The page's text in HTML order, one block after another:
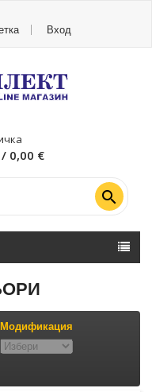
Вход
0,00 €

Модификация